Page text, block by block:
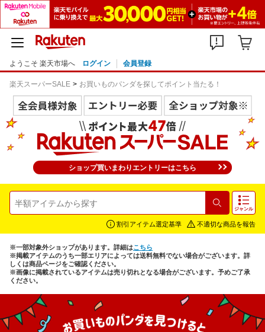
ようこそ 楽天市場へ ログイン 会員登録
楽天スーパーSALE お買いものパンダを探してポイント当たる！
ショップ買いまわりエントリーはこちら
検索 ジャンル
割引アイテム選定基準 不適切な商品を報告
※一部対象外ショップがあります。詳細はこちら
※掲載アイテムのうち一部エリアによっては送料無料でない場合がございます。詳
しくは商品ページをご確認ください。
※画像に掲載されているアイテムは売り切れとなる場合がございます。予めご了承
ください。